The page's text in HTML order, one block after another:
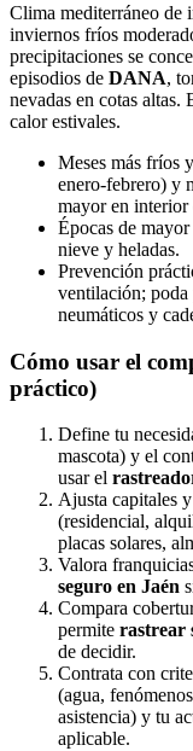
Clima mediterráneo de
inviernos fríos
precipitaciones se
episodios de DANA,
nevadas en cotas altas.
calor estivales.
Meses más fríos
enero‑febrero) y
mayor en interior
Épocas de
nieve y heladas.
Prevención
ventilación; poda
neumáticos y
Cómo usar el
práctico)
Define tu
mascota) y el
usar el
Ajusta capitales y
(residencial,
placas solares,
Valora
seguro en Jaén
Compara
permite rastrear
de decidir.
Contrata con
(agua,
asistencia) y tu
aplicable.